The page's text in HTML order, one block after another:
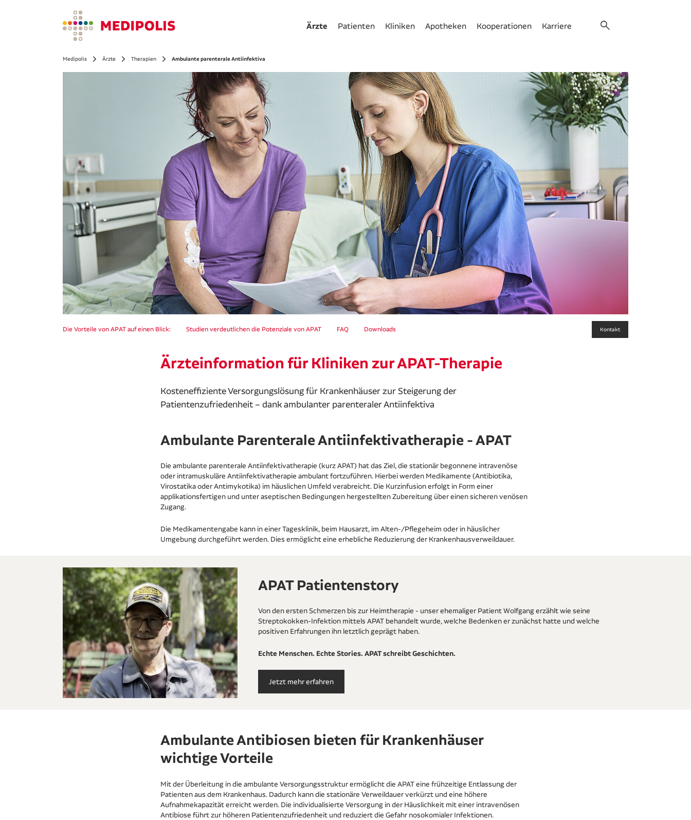
Ärzte Patienten Kliniken Apotheken Kooperationen Karriere Suche
Medipolis Ärzte Therapien Ambulante parenterale Antiinfektiva
Die Vorteile von APAT auf einen Blick: Studien verdeutlichen die Potenziale von APAT FAQ Downloads Kontakt
Ärzteinformation für Kliniken zur APAT-Therapie
Kosteneffiziente Versorgungslösung für Krankenhäuser zur Steigerung der
Patientenzufriedenheit – dank ambulanter parenteraler Antiinfektiva
Ambulante Parenterale Antiinfektivatherapie - APAT
Die ambulante parenterale Antiinfektivatherapie (kurz APAT) hat das Ziel, die stationär begonnene intravenöse
oder intramuskuläre Antiinfektivatherapie ambulant fortzuführen. Hierbei werden Medikamente (Antibiotika,
Virostatika oder Antimykotika) im häuslichen Umfeld verabreicht. Die Kurzinfusion erfolgt in Form einer
applikationsfertigen und unter aseptischen Bedingungen hergestellten Zubereitung über einen sicheren venösen
Zugang.
Die Medikamentengabe kann in einer Tagesklinik, beim Hausarzt, im Alten-/Pflegeheim oder in häuslicher
Umgebung durchgeführt werden. Dies ermöglicht eine erhebliche Reduzierung der Krankenhausverweildauer.
APAT Patientenstory
Von den ersten Schmerzen bis zur Heimtherapie - unser ehemaliger Patient Wolfgang erzählt wie seine
Streptokokken-Infektion mittels APAT behandelt wurde, welche Bedenken er zunächst hatte und welche
positiven Erfahrungen ihn letztlich geprägt haben.
Echte Menschen. Echte Stories. APAT schreibt Geschichten.
Jetzt mehr erfahren
Ambulante Antibiosen bieten für Krankenhäuser
wichtige Vorteile
Mit der Überleitung in die ambulante Versorgungsstruktur ermöglicht die APAT eine frühzeitige Entlassung der
Patienten aus dem Krankenhaus. Dadurch kann die stationäre Verweildauer verkürzt und eine höhere
Aufnahmekapazität erreicht werden. Die individualisierte Versorgung in der Häuslichkeit mit einer intravenösen
Antibiose führt zur höheren Patientenzufriedenheit und reduziert die Gefahr nosokomialer Infektionen.